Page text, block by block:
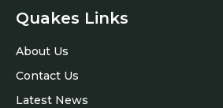
Quakes Links
About Us
Contact Us
Latest News